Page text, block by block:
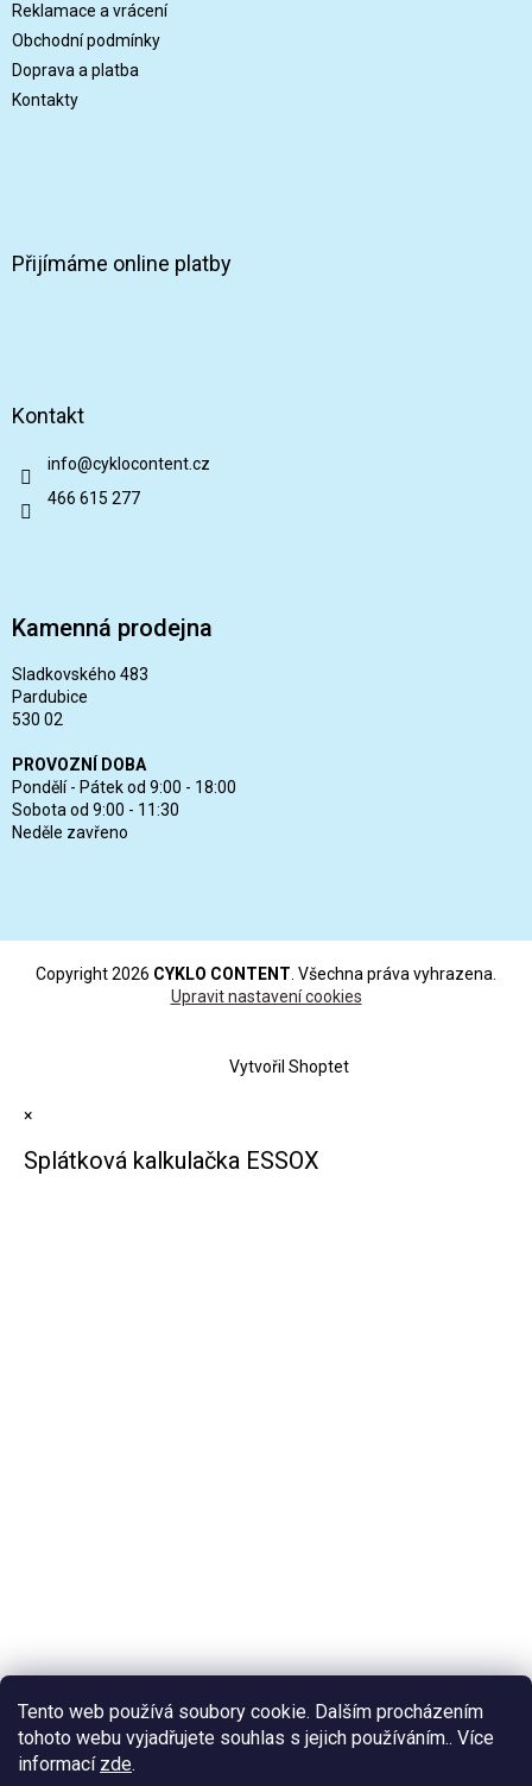
Tento web používá soubory cookie. Dalším procházením
tohoto webu vyjadřujete souhlas s jejich používáním.. Více
informací zde.
Reklamace a vrácení
Obchodní podmínky
Doprava a platba
Kontakty
Přijímáme online platby
Kontakt
info@cyklocontent.cz
466 615 277
Kamenná prodejna
Sladkovského 483
Pardubice
530 02
PROVOZNÍ DOBA
Pondělí - Pátek od 9:00 - 18:00
Sobota od 9:00 - 11:30
Neděle zavřeno
Vytvořil Shoptet
Copyright 2026 CYKLO CONTENT. Všechna práva vyhrazena.
Upravit nastavení cookies
×
Splátková kalkulačka ESSOX